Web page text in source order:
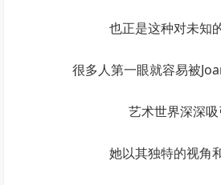
也正是这种对未知
很多人第一眼就容易被
艺术世界深深吸
她以其独特的视角